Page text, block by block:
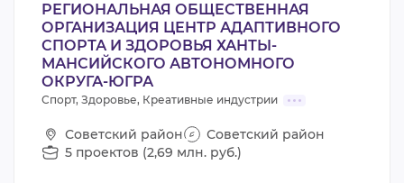
РЕГИОНАЛЬНАЯ ОБЩЕСТВЕННАЯ
ОРГАНИЗАЦИЯ ЦЕНТР АДАПТИВНОГО
СПОРТА И ЗДОРОВЬЯ ХАНТЫ-
МАНСИЙСКОГО АВТОНОМНОГО
ОКРУГА-ЮГРА
Спорт, Здоровье, Креативные индустрии
Советский район
Советский район
5 проектов (2,69 млн. руб.)